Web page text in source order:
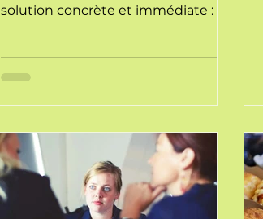
solution concrète et immédiate : la